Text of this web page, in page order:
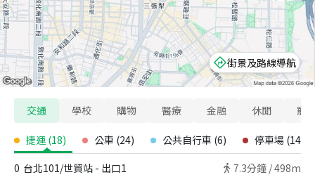
街景及路線導航
交通 學校 購物 醫療 金融 休閒 寵
捷運 (18) 公車 (24) 公共自行車 (6) 停車場 (14
0 台北101/世貿站 - 出口1 7.3分鐘 /498m